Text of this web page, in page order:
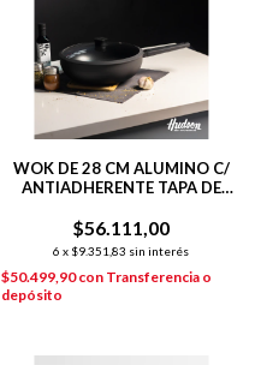
WOK DE 28 CM ALUMINO C/
ANTIADHERENTE TAPA DE
$56.111,00
6 x $9.351,83 sin interés
$50.499,90con Transferencia o
depósito